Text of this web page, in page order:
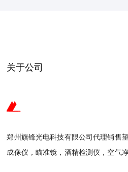
关于公司
郑州旗锋光电科技有限公司代理销售
成像仪，瞄准镜，酒精检测仪，空气